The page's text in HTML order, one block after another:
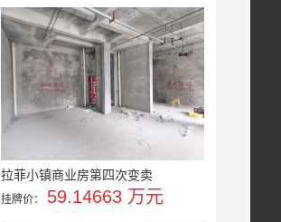
拉菲小镇商业房第四次变卖
挂牌价： 59.14663 万元